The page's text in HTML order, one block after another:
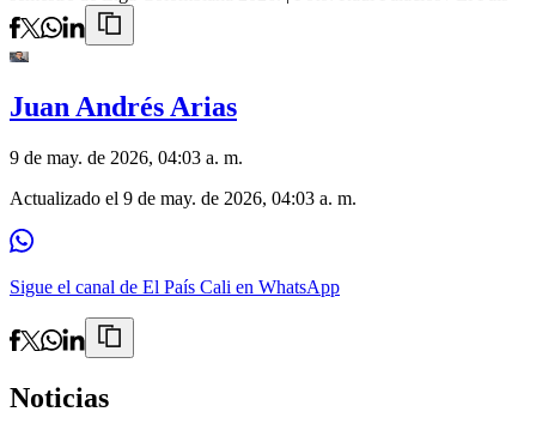
Juan Andrés Arias
9 de may. de 2026, 04:03 a. m.
Actualizado el 9 de may. de 2026, 04:03 a. m.
Sigue el canal de El País Cali en WhatsApp
Noticias